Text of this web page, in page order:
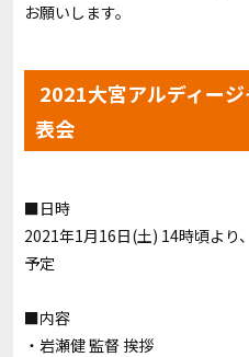
お願いします。
2021大宮アルディー
表会
■日時
2021年1月16日(土) 14時頃より
予定
■内容
・岩瀬健 監督 挨拶